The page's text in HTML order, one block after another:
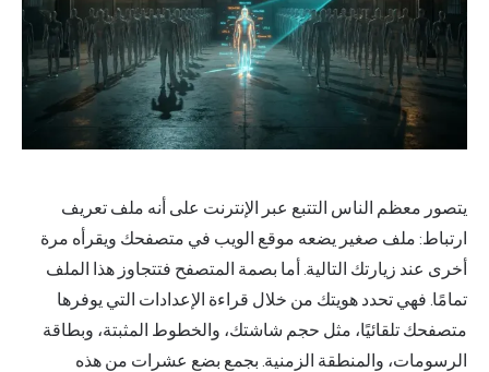
يتصور معظم الناس التتبع عبر الإنترنت على أنه ملف تعريف
ارتباط: ملف صغير يضعه موقع الويب في متصفحك ويقرأه مرة
أخرى عند زيارتك التالية. أما بصمة المتصفح فتتجاوز هذا الملف
تمامًا. فهي تحدد هويتك من خلال قراءة الإعدادات التي يوفرها
متصفحك تلقائيًا، مثل حجم شاشتك، والخطوط المثبتة، وبطاقة
الرسومات، والمنطقة الزمنية. بجمع بضع عشرات من هذه